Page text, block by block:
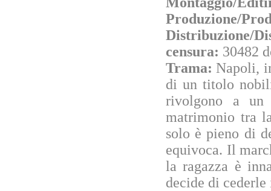
Produzione/
Distribuzione/
censura: 30482
Trama:Napoli,
di un titolo
rivolgono a un
matrimonio tra
solo è pieno di
equivoca. Il
la ragazza è
decide di